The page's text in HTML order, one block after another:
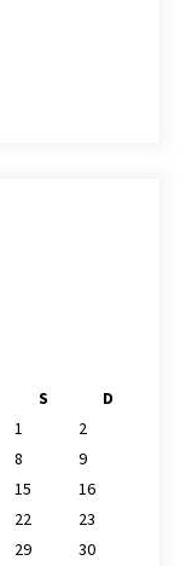
S
D
1
2
8
9
15
16
22
23
29
30